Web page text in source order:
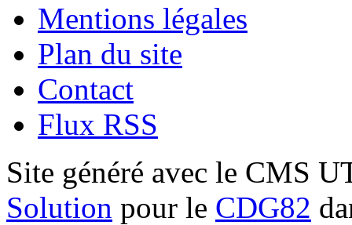
Mentions légales
Plan du site
Contact
Flux RSS
Site généré avec le CMS
Solution pour le CDG82